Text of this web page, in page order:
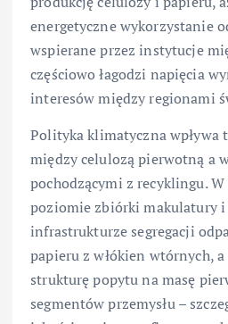
energetyczne wykorzystanie
wspierane przez instytucje
częściowo łagodzi napięcia
interesów między regionami
Polityka klimatyczna wpływa
między celulozą pierwotną a
pochodzącymi z recyklingu.
poziomie zbiórki makulatury
infrastrukturze segregacji
papieru z włókien wtórnych,
strukturę popytu na masę
segmentów przemysłu –